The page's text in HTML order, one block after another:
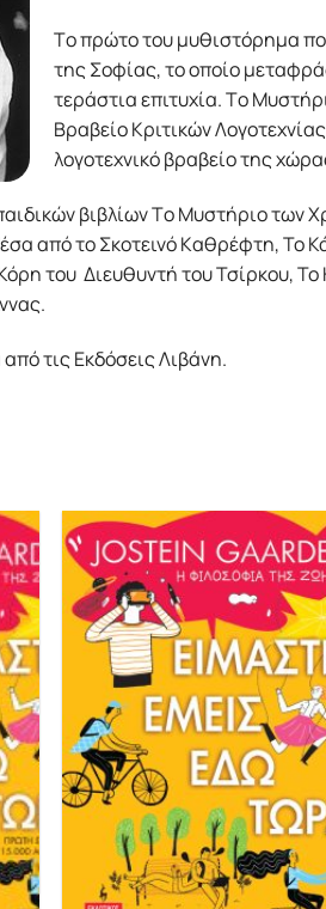
Tο πρώτο του μυθιστόρημα
της Σοφίας, το οποίο
τεράστια επιτυχία. Tο
Bραβείο Kριτικών
λογοτεχνικό βραβείο της
βιβλίων Tο Mυστήριο των
από το Σκοτεινό Kαθρέφτη, Το
του Διευθυντή του Τσίρκου,
τις Εκδόσεις Λιβάνη.